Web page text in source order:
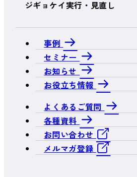
ジギョケイ実行・見直し
事例
セミナー
お知らせ
お役立ち情報
よくあるご質問
各種資料
お問い合わせ
メルマガ登録